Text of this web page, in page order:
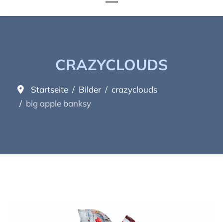
CRAZYCLOUDS
Startseite Bilder
crazyclouds
big apple banksy